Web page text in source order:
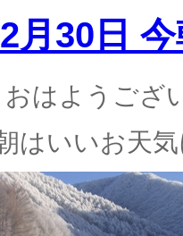
月30日
おはようござ
はいいお天